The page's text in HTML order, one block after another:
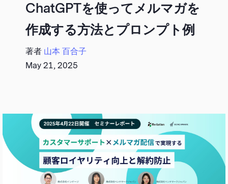
ChatGPTを使ってメルマガを
作成する方法とプロンプト例
著者 山本 百合子
May 21, 2025